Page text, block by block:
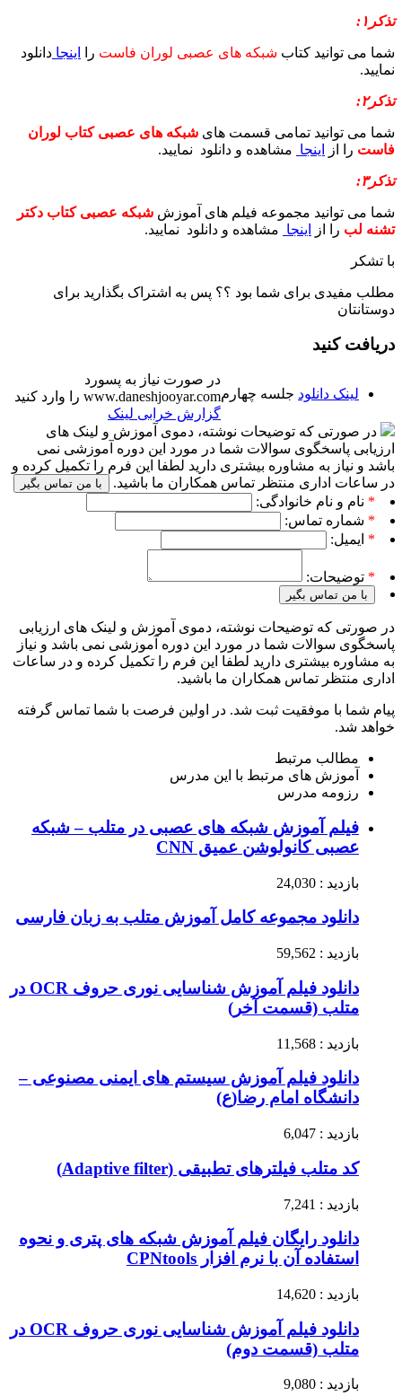
تذکر۱:
شما می توانید کتاب شبکه های عصبی لوران فاست را اینجا دانلود
نمایید.
تذکر۲:
شما می توانید تمامی قسمت های شبکه های عصبی کتاب لوران
فاست را از اینجا مشاهده و دانلود نمایید.
تذکر۳:
شما می توانید مجموعه فیلم های آموزش شبکه عصبی کتاب دکتر
تشنه لب را از اینجا مشاهده و دانلود نمایید.
با تشکر
مطلب مفیدی برای شما بود ؟؟ پس به اشتراک بگذارید برای
دوستانتان
دریافت کنید
لینک دانلود جلسه چهارم
در صورت نیاز به پسورد
www.daneshjooyar.com را وارد کنید
گزارش خرابی لینک
در صورتی که توضیحات نوشته، دموی آموزش و لینک های
ارزیابی پاسخگوی سوالات شما در مورد این دوره آموزشی نمی
باشد و نیاز به مشاوره بیشتری دارید لطفا این فرم را تکمیل کرده و
در ساعات اداری منتظر تماس همکاران ما باشید.
با من تماس بگیر
* نام و نام خانوادگی:
* شماره تماس:
* ایمیل:
* توضیحات:
با من تماس بگیر
در صورتی که توضیحات نوشته، دموی آموزش و لینک های ارزیابی
پاسخگوی سوالات شما در مورد این دوره آموزشی نمی باشد و نیاز
به مشاوره بیشتری دارید لطفا این فرم را تکمیل کرده و در ساعات
اداری منتظر تماس همکاران ما باشید.
پیام شما با موفقیت ثبت شد. در اولین فرصت با شما تماس گرفته
خواهد شد.
مطالب مرتبط
آموزش های مرتبط با این مدرس
رزومه مدرس
فیلم آموزش شبکه های عصبی در متلب – شبکه
عصبی کانولوشن عمیق CNN
بازدید : 24,030
دانلود مجموعه کامل آموزش متلب به زبان فارسی
بازدید : 59,562
دانلود فیلم آموزش شناسایی نوری حروف OCR در
متلب (قسمت آخر)
بازدید : 11,568
دانلود فیلم آموزش سیستم های ایمنی مصنوعی –
دانشگاه امام رضا(ع)
بازدید : 6,047
کد متلب فیلترهای تطبیقی (Adaptive filter)
بازدید : 7,241
دانلود رایگان فیلم آموزش شبکه های پتری و نحوه
استفاده آن با نرم افزار CPNtools
بازدید : 14,620
دانلود فیلم آموزش شناسایی نوری حروف OCR در
متلب (قسمت دوم)
بازدید : 9,080